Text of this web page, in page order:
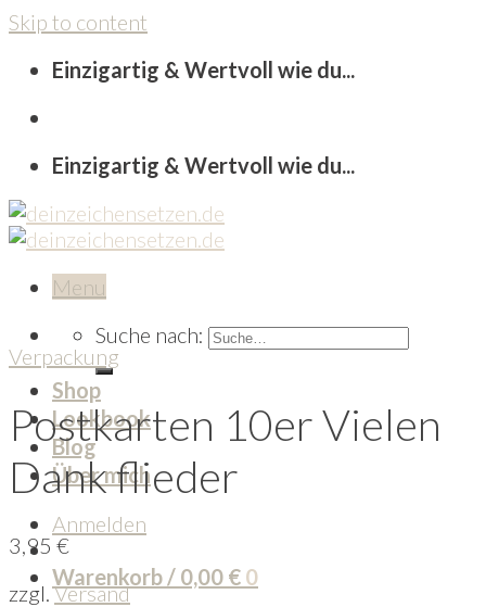
Skip to content
Einzigartig & Wertvoll wie du...
Einzigartig & Wertvoll wie du...
Menu
Suche nach:
Shop
Lookbook
Blog
Über mich
Anmelden
Warenkorb / 0,00 € 0
Verpackung
Postkarten 10er Vielen
Dank flieder
3,95 €
zzgl.Versand